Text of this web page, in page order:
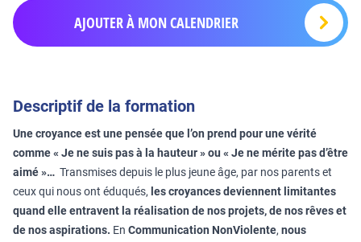
AJOUTER À MON CALENDRIER
Descriptif de la formation
Une croyance est une pensée que l’on prend pour une vérité
comme « Je ne suis pas à la hauteur » ou « Je ne mérite pas d’être
aimé »… Transmises depuis le plus jeune âge, par nos parents et
ceux qui nous ont éduqués, les croyances deviennent limitantes
quand elle entravent la réalisation de nos projets, de nos rêves et
de nos aspirations. En Communication NonViolente, nous